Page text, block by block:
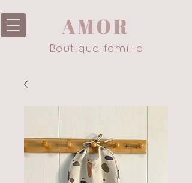
AMOR
Boutique famille